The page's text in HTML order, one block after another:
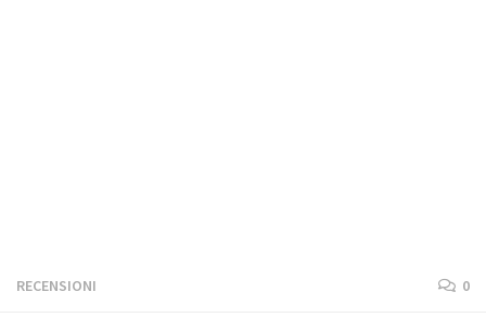
RECENSIONI 0